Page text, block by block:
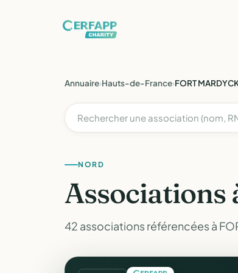
Annuaire›Hauts-de-France›FORT
NORD
Associations
42 associations référencées à